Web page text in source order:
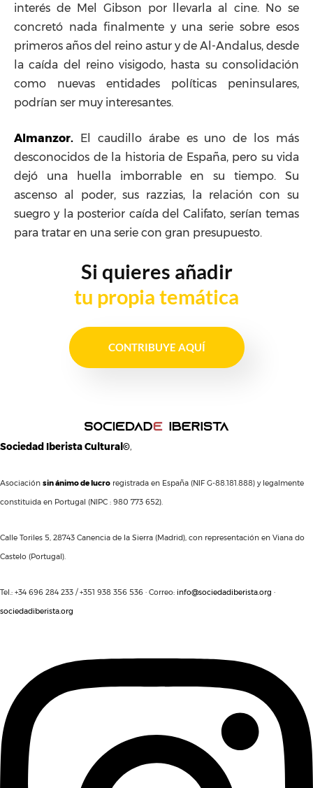
interés de Mel Gibson por llevarla al cine. No se
concretó nada finalmente y una serie sobre esos
primeros años del reino astur y de Al-Andalus, desde
la caída del reino visigodo, hasta su consolidación
como nuevas entidades políticas peninsulares,
podrían ser muy interesantes.
Almanzor. El caudillo árabe es uno de los más
desconocidos de la historia de España, pero su vida
dejó una huella imborrable en su tiempo. Su
ascenso al poder, sus razzias, la relación con su
suegro y la posterior caída del Califato, serían temas
para tratar en una serie con gran presupuesto.
Si quieres añadir
tu propia temática
CONTRIBUYE AQUÍ
Sociedad Iberista Cultural©,
Asociación sin ánimo de lucro registrada en España (NIF G-88.181.888) y legalmente
constituida en Portugal (NIPC : 980 773 652).
Calle Toriles 5, 28743 Canencia de la Sierra (Madrid), con representación en Viana do
Castelo (Portugal).
Tel.: +34 696 284 233 / +351 938 356 536 · Correo: info@sociedadiberista.org ·
sociedadiberista.org